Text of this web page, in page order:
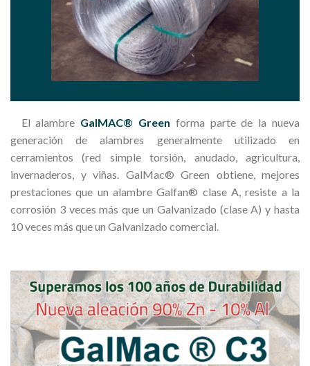
El alambre GalMAC® Green forma parte de la nueva
generación de alambres generalmente utilizado en
cerramientos (red simple torsión, anudado, agricultura,
invernaderos, y viñas. GalMac® Green obtiene, mejores
prestaciones que un alambre Galfan® clase A, resiste a la
corrosión 3 veces más que un Galvanizado (clase A) y hasta
10 veces más que un Galvanizado comercial.